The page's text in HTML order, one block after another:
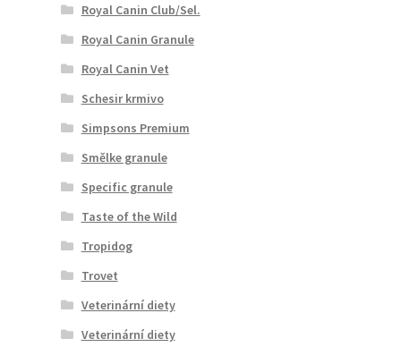
Royal Canin Club/Sel.
Royal Canin Granule
Royal Canin Vet
Schesir krmivo
Simpsons Premium
Smělke granule
Specific granule
Taste of the Wild
Tropidog
Trovet
Veterinární diety
Veterinární diety